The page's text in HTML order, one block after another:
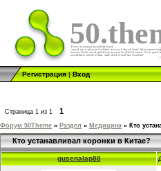
Регистрация|Вход
Страница 1 из 1 1
Форум 50Theme » Раздел » Медицина » Кто
Кто устанавливал коронки в Китае?
gusenalap88